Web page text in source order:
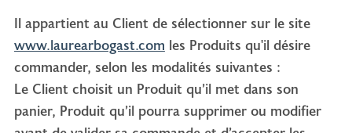
Il appartient au Client de sélectionner sur le site
www.laurearbogast.com les Produits qu'il désire
commander, selon les modalités suivantes :
Le Client choisit un Produit qu’il met dans son
panier, Produit qu’il pourra supprimer ou modifier